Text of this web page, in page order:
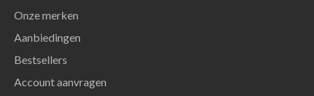
Onze merken
Aanbiedingen
Bestsellers
Account aanvragen